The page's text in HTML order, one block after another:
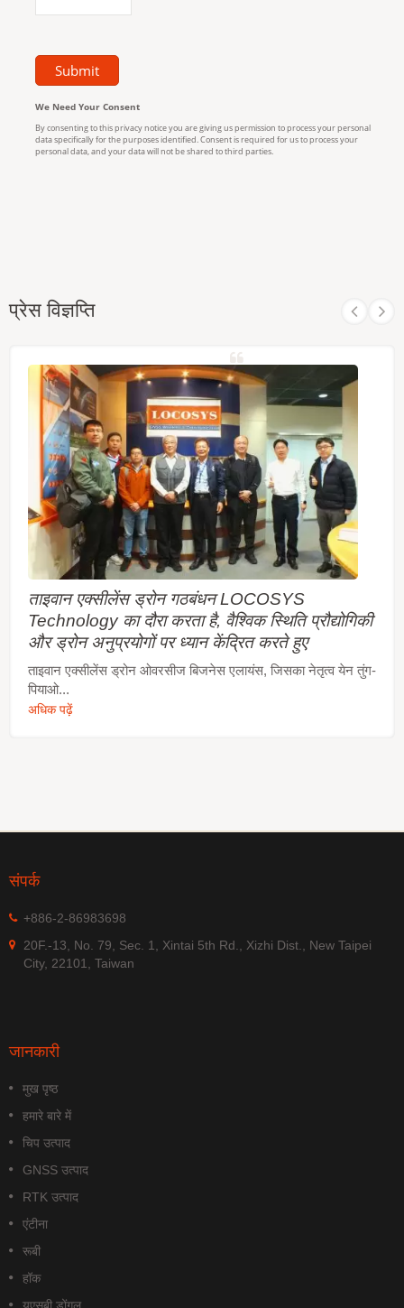
प्रेस विज्ञप्ति
ताइवान एक्सीलेंस ड्रोन गठबंधन LOCOSYS
Technology का दौरा करता है, वैश्विक स्थिति प्रौद्योगिकी
और ड्रोन अनुप्रयोगों पर ध्यान केंद्रित करते हुए
ताइवान एक्सीलेंस ड्रोन ओवरसीज बिजनेस एलायंस, जिसका नेतृत्व येन तुंग-
पियाओ...
अधिक पढ़ें
संपर्क
+886-2-86983698
20F.-13, No. 79, Sec. 1, Xintai 5th Rd., Xizhi Dist., New Taipei
City, 22101, Taiwan
जानकारी
मुख पृष्ठ
हमारे बारे में
चिप उत्पाद
GNSS उत्पाद
RTK उत्पाद
एंटीना
रूबी
हॉक
यूएसबी डोंगल